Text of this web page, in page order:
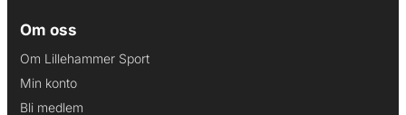
Om oss
Om Lillehammer Sport
Min konto
Bli medlem